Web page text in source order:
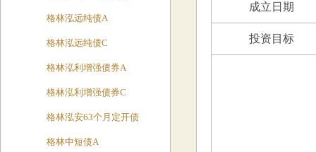
格林泓远纯债A
格林泓远纯债C
格林泓利增强债券A
格林泓利增强债券C
格林泓安63个月定开债
格林中短债A
成立日期
投资目标